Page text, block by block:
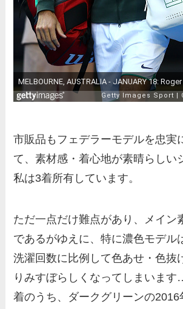
市販品もフェデラーモデルを忠実
て、素材感・着心地が素晴らしい
私は3着所有しています。
ただ一点だけ難点があり、メイン
であるがゆえに、特に濃色モデル
洗濯回数に比例して色あせ・色抜
りみすぼらしくなってしまいま
着のうち、ダークグリーンの2016